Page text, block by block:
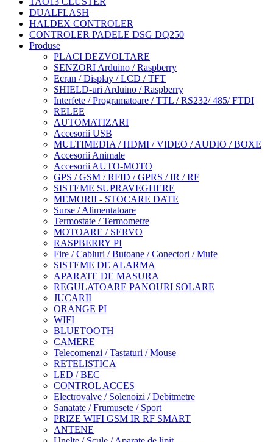
DUALFLASH
HALDEX CONTROLER
CONTROLER PADELE DSG DQ250
Produse
PLACI DEZVOLTARE
SENZORI Arduino / Raspberry
Ecran / Display / LCD / TFT
SHIELD-uri Arduino / Raspberry
Interfete / Programatoare / TTL / RS232/ 485/ FTDI
RELEE
AUTOMATIZARI
Accesorii USB
MULTIMEDIA / HDMI / VIDEO / AUDIO / BOXE
Accesorii Animale
Accesorii AUTO-MOTO
GPS / GSM / RFID / GPRS / IR / RF
SISTEME SUPRAVEGHERE
MEMORII - STOCARE DATE
Surse / Alimentatoare
Termostate / Termometre
MOTOARE / SERVO
RASPBERRY PI
Fire / Cabluri / Butoane / Conectori / Mufe
SISTEME DE ALARMA
APARATE DE MASURA
REGULATOARE PANOURI SOLARE
JUCARII
ORANGE PI
WIFI
BLUETOOTH
CAMERE
Telecomenzi / Tastaturi / Mouse
RETELISTICA
LED / BEC
CONTROL ACCES
Electrovalve / Solenoizi / Debitmetre
Sanatate / Frumusete / Sport
PRIZE WIFI GSM IR RF SMART
ANTENE